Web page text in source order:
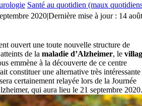
Santé au quotidien (maux
2020|Dernière mise à jour : 14 août
ouvert une toute nouvelle structure de
de la maladie d’Alzheimer, le
emmène à la découverte de ce centre
constituer une alternative très intéressante
certainement relayée lors de la Journée
qui aura lieu le 21 septembre 2020.